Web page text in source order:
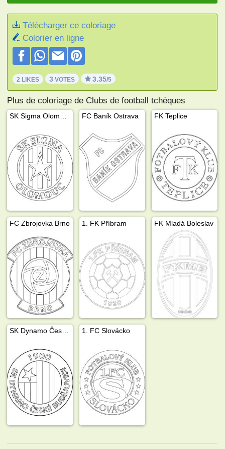
Télécharger ce coloriage
Colorier en ligne
2 LIKES 3 VOTES 3.35/5
Plus de coloriage de Clubs de football tchèques
FC Baník Ostrava FK Teplice
FC Zbrojovka Brno 1. FK Příbram FK Mladá Boleslav
1. FC Slovácko